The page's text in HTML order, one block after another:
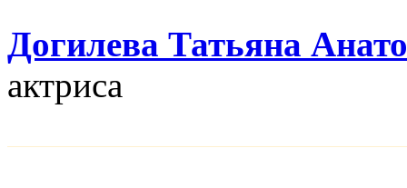
Догилева Татьяна
актриса